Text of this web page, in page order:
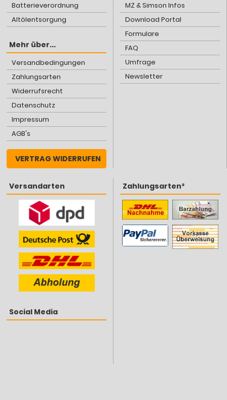
Batterieverordnung
Altölentsorgung
Mehr über...
Versandbedingungen
Zahlungsarten
Widerrufsrecht
Datenschutz
Impressum
AGB's
VERTRAG WIDERRUFEN
MZ & Simson Infos
Download Portal
Formulare
FAQ
Umfrage
Newsletter
Versandarten
Social Media
Zahlungsarten²